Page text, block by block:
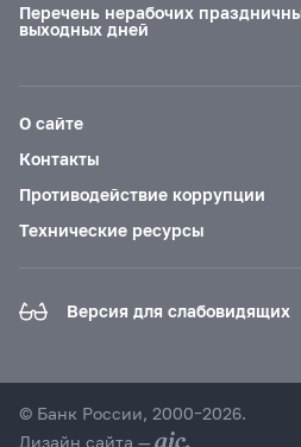
Перечень нерабочих
выходных дней
О сайте
Контакты
Противодействие коррупции
Технические ресурсы
Версия для слабовидящих
© Банк России, 2000–2026.
Дизайн сайта —